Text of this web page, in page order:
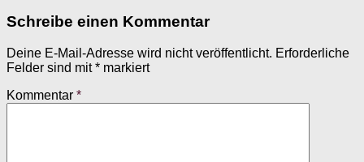
Schreibe einen Kommentar
Deine E-Mail-Adresse wird nicht veröffentlicht. Erforderliche
Felder sind mit* markiert
Kommentar *